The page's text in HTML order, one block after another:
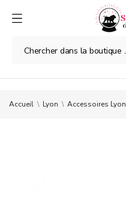
Accueil Lyon Accessoires Lyon